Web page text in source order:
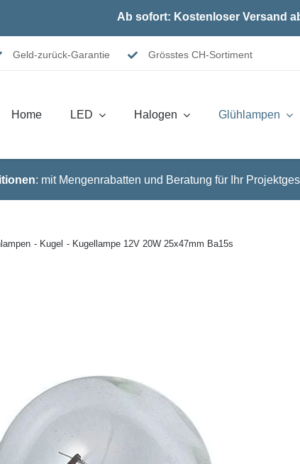
Ab sofort: Kostenloser Versand
Geld-zurück-Garantie Grösstes CH-Sortiment
Home LED Halogen Glühlampen
: mit Mengenrabatten und Beratung für Ihr
Kugel Kugellampe 12V 20W 25x47mm Ba15s